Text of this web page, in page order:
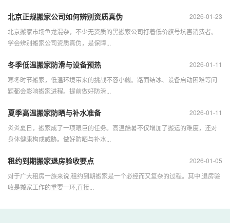
2026-01-23
北京正规搬家公司如何辨别资质真伪
北京搬家市场鱼龙混杂，不少无资质的黑搬家公司打着低价旗号坑害消费者。
学会辨别搬家公司资质真伪，是保障...
2026-01-11
冬季低温搬家防滑与设备预热
寒冬时节搬家，低温环境带来的挑战不容小觑。路面结冰、设备启动困难等问
题都会影响搬家进程。提前做好防滑...
2026-01-11
夏季高温搬家防晒与补水准备
炎炎夏日，搬家成了一项艰巨的任务。高温酷暑不仅增加了搬运的难度，还对
身体健康构成威胁。做好防晒与补水...
2026-01-05
租约到期搬家退房验收要点
对于广大租房一族来说,租约到期搬家是一个必经而又复杂的过程。其中,退房验
收是搬家工作的重要一环,直接...